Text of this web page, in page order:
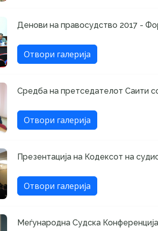
Денови на правосудство 2017 -
Отвори галерија
Средба на претседателот Саити
Отвори галерија
Презентација на Кодексот на
Отвори галерија
Меѓународна Судска